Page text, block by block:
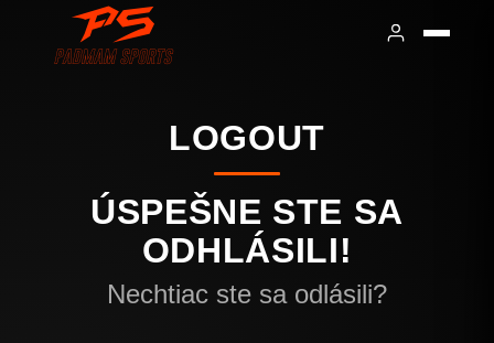
LOGOUT
ÚSPEŠNE STE SA
ODHLÁSILI!
Nechtiac ste sa odlásili?